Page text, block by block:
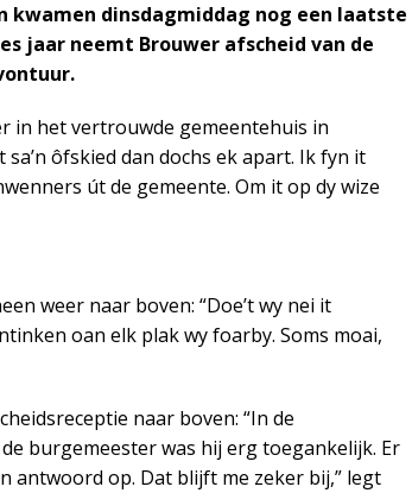
kwamen dinsdagmiddag nog een laatste
jaar neemt Brouwer afscheid van de
in het vertrouwde gemeentehuis in
ôfskied dan dochs ek apart. Ik fyn it
út de gemeente. Om it op dy wize
weer naar boven: “Doe’t wy nei it
oan elk plak wy foarby. Soms moai,
naar boven: “In de
burgemeester was hij erg toegankelijk. Er
antwoord op. Dat blijft me zeker bij,” legt